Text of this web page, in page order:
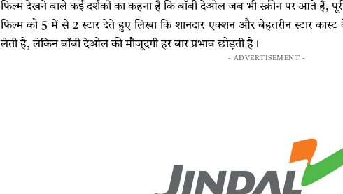
फिल्म देखने वाले कई दर्शकों का कहना है कि बॉबी देओल जब भी स्क्रीन पर आते हैं,
फिल्म को 5 में से 2 स्टार देते हुए लिखा कि शानदार एक्शन और बेहतरीन स्टार
लेती है, लेकिन बॉबी देओल की मौजूदगी हर बार प्रभाव छोड़ती है।
- ADVERTISEMENT -